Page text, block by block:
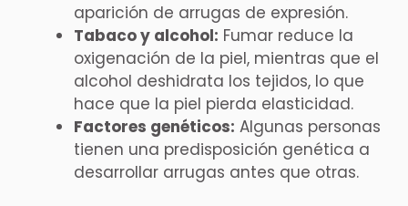
aparición de arrugas de expresión.
Tabaco y alcohol: Fumar reduce la
oxigenación de la piel, mientras que el
alcohol deshidrata los tejidos, lo que
hace que la piel pierda elasticidad.
Factores genéticos: Algunas personas
tienen una predisposición genética a
desarrollar arrugas antes que otras.